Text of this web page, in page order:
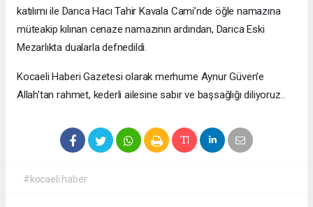
katılımı ile Darıca Hacı Tahir Kavala Cami’nde öğle namazına
müteakip kılınan cenaze namazının ardından, Darıca Eski
Mezarlıkta dualarla defnedildi.
Kocaeli Haberi Gazetesi olarak merhume Aynur Güven'e
Allah'tan rahmet, kederli ailesine sabır ve başsağlığı diliyoruz..
#kocaeli haber